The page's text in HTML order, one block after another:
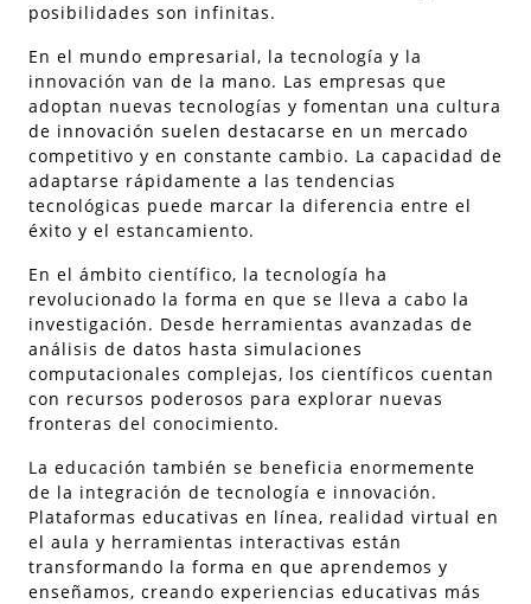
posibilidades son infinitas.
En el mundo empresarial, la tecnología y la
innovación van de la mano. Las empresas que
adoptan nuevas tecnologías y fomentan una cultura
de innovación suelen destacarse en un mercado
competitivo y en constante cambio. La capacidad de
adaptarse rápidamente a las tendencias
tecnológicas puede marcar la diferencia entre el
éxito y el estancamiento.
En el ámbito científico, la tecnología ha
revolucionado la forma en que se lleva a cabo la
investigación. Desde herramientas avanzadas de
análisis de datos hasta simulaciones
computacionales complejas, los científicos cuentan
con recursos poderosos para explorar nuevas
fronteras del conocimiento.
La educación también se beneficia enormemente
de la integración de tecnología e innovación.
Plataformas educativas en línea, realidad virtual en
el aula y herramientas interactivas están
transformando la forma en que aprendemos y
enseñamos, creando experiencias educativas más